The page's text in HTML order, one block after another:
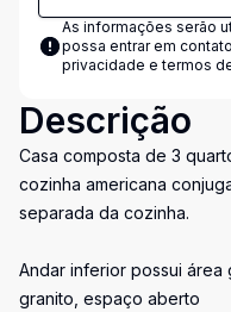
As informações serão
possa entrar em
privacidade e termos
Descrição
Casa composta de 3
cozinha americana
separada da cozinha.
Andar inferior possui área
granito, espaço aberto